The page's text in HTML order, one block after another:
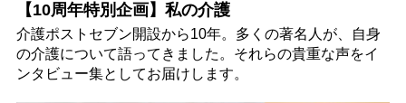
【10周年特別企画】私の介護
介護ポストセブン開設から10年。多くの著名人が、自身
の介護について語ってきました。それらの貴重な声をイ
ンタビュー集としてお届けします。